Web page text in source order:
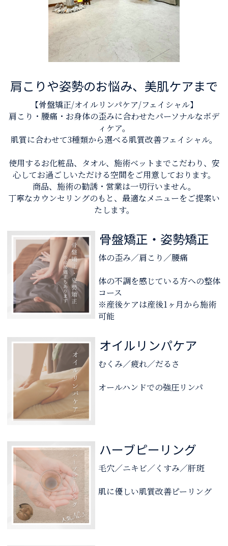
肩こりや姿勢のお悩み、美肌ケアまで
【骨盤矯正/オイルリンパケア/フェイシャル】
肩こり・腰痛・お身体の歪みに合わせたパーソナルなボデ
ィケア。
肌質に合わせて3種類から選べる肌質改善フェイシャル。
使用するお化粧品、タオル、施術ベットまでこだわり、安
心してお過ごしいただける空間をご用意しております。
商品、施術の勧誘・営業は一切行いません。
丁寧なカウンセリングのもと、最適なメニューをご提案い
たします。
骨盤矯正・姿勢矯正
体の歪み／肩こり／腰痛
体の不調を感じている方への整体
コース
※産後ケアは産後1ヶ月から施術
可能
オイルリンパケア
むくみ／疲れ／だるさ
オールハンドでの強圧リンパ
ハーブピーリング
毛穴／ニキビ／くすみ／肝斑
肌に優しい肌質改善ピーリング